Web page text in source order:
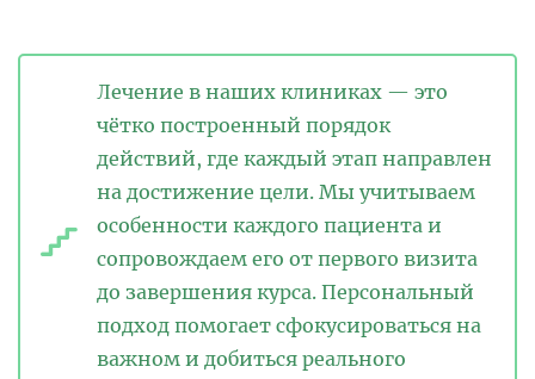
Лечение в наших клиниках — это
чётко построенный порядок
действий, где каждый этап направлен
на достижение цели. Мы учитываем
особенности каждого пациента и
сопровождаем его от первого визита
до завершения курса. Персональный
подход помогает сфокусироваться на
важном и добиться реального